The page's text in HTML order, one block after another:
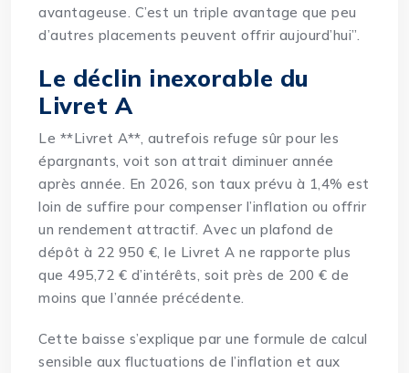
avantageuse. C’est un triple avantage que peu
d’autres placements peuvent offrir aujourd’hui”.
Le déclin inexorable du
Livret A
Le **Livret A**, autrefois refuge sûr pour les
épargnants, voit son attrait diminuer année
après année. En 2026, son taux prévu à 1,4% est
loin de suffire pour compenser l’inflation ou offrir
un rendement attractif. Avec un plafond de
dépôt à 22 950 €, le Livret A ne rapporte plus
que 495,72 € d’intérêts, soit près de 200 € de
moins que l’année précédente.
Cette baisse s’explique par une formule de calcul
sensible aux fluctuations de l’inflation et aux